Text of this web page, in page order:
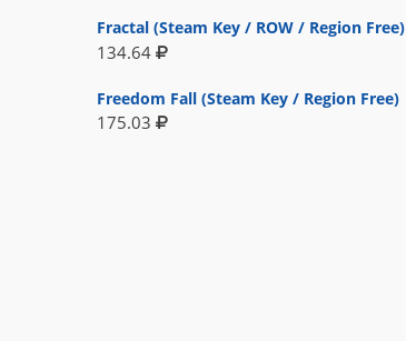
Fractal (Steam Key / ROW / Region Free)
134.64
Freedom Fall (Steam Key / Region Free)
175.03